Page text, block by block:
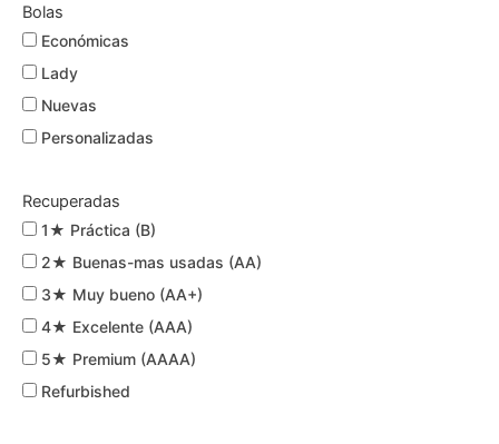
Bolas
Económicas
Lady
Nuevas
Personalizadas
Recuperadas
1★ Práctica (B)
2★ Buenas-mas usadas (AA)
3★ Muy bueno (AA+)
4★ Excelente (AAA)
5★ Premium (AAAA)
Refurbished